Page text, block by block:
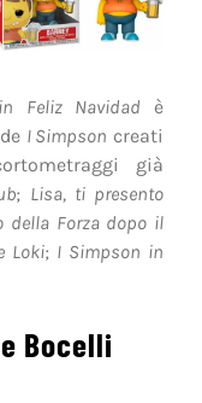
Feliz Navidad è
I Simpson creati
già
; Lisa, ti presento
della Forza dopo il
Loki; I Simpson in
Bocelli